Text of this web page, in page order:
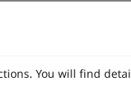
You will find